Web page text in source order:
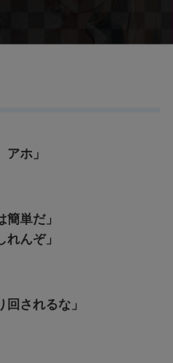
ホ」
簡単だ」
れんぞ」
回されるな」